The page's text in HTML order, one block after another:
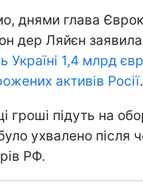
днями глава
дер Ляйєн
Україні 1,4 млрд
активів Росії.
гроші підуть на
ухвалено після
РФ.